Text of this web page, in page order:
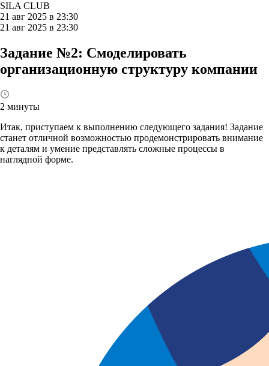
SILA CLUB
21 авг 2025 в 23:30
21 авг 2025 в 23:30
Задание №2: Смоделировать
организационную структуру компании
2 минуты
Итак, приступаем к выполнению следующего задания! Задание
станет отличной возможностью продемонстрировать внимание
к деталям и умение представлять сложные процессы в
наглядной форме.